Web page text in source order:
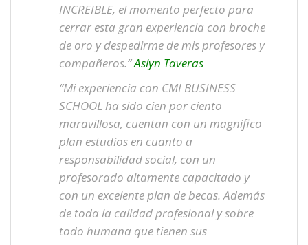
INCREIBLE, el momento perfecto para
cerrar esta gran experiencia con broche
de oro y despedirme de mis profesores y
compañeros.”Aslyn Taveras
“Mi experiencia con CMI BUSINESS
SCHOOL ha sido cien por ciento
maravillosa, cuentan con un magnifico
plan estudios en cuanto a
responsabilidad social, con un
profesorado altamente capacitado y
con un excelente plan de becas. Además
de toda la calidad profesional y sobre
todo humana que tienen sus